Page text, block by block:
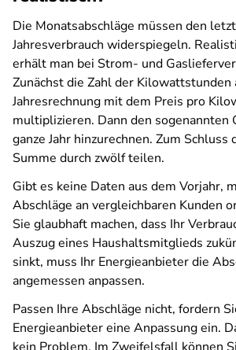
Die Monatsabschläge müssen den
Jahresverbrauch widerspiegeln.
erhält man bei Strom- und
Zunächst die Zahl der Kilowattstunden
Jahresrechnung mit dem Preis pro
multiplizieren. Dann den sogenannten
ganze Jahr hinzurechnen. Zum Schluss
Summe durch zwölf teilen.
Gibt es keine Daten aus dem Vorjahr,
Abschläge an vergleichbaren Kunden
Sie glaubhaft machen, dass Ihr
Auszug eines Haushaltsmitglieds
sinkt, muss Ihr Energieanbieter die
angemessen anpassen.
Passen Ihre Abschläge nicht, fordern
Energieanbieter eine Anpassung ein.